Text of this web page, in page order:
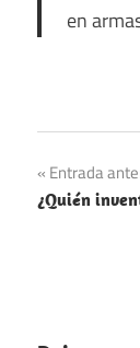
en
de
Entrada
¿Quién